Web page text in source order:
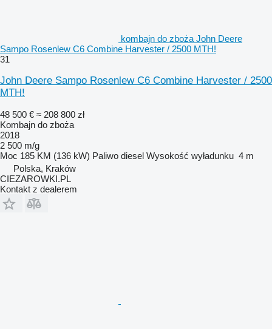
kombajn do zboża John Deere
Sampo Rosenlew C6 Combine Harvester / 2500 MTH!
31
John Deere Sampo Rosenlew C6 Combine Harvester / 2500
MTH!
48 500 € ≈ 208 800 zł
Kombajn do zboża
2018
2 500 m/g
Moc 185 KM (136 kW) Paliwo diesel Wysokość wyładunku 4 m
Polska, Kraków
CIEZAROWKI.PL
Kontakt z dealerem